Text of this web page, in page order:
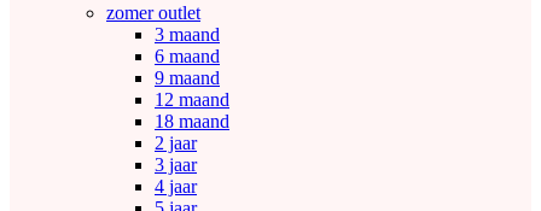
zomer outlet
3 maand
6 maand
9 maand
12 maand
18 maand
2 jaar
3 jaar
4 jaar